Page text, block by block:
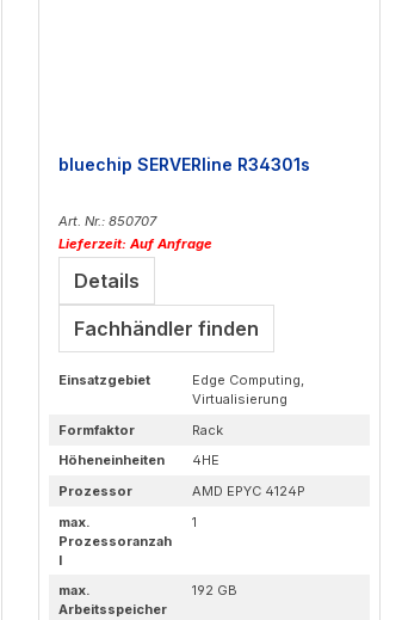
bluechip SERVERline R34301s
Art. Nr.: 850707
Lieferzeit: Auf Anfrage
Details
Fachhändler finden
Einsatzgebiet
Edge Computing,
Virtualisierung
Formfaktor
Rack
Höheneinheiten
4HE
Prozessor
AMD EPYC 4124P
max.
Prozessoranzah
l
1
max.
Arbeitsspeicher
192 GB